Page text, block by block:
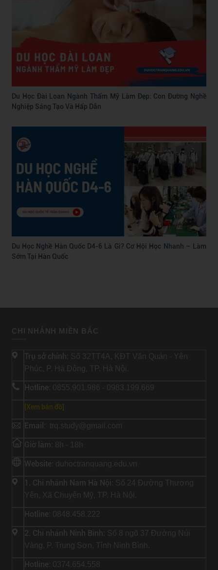
Du Học Đài Loan Ngành Thẩm Mỹ Làm Đẹp: Con Đường Nghề
Nghiệp Sáng Tạo Và Hấp Dẫn
Du Học Nghề Hàn Quốc D4-6 Là Gì? Cơ Hội Học Nhanh – Làm
Sớm Tại Hàn Quốc
CHI NHÁNH MIỀN BẮC
Trụ sở chính: Số 32TT4A, KĐT Văn Quán - Yên
Phúc, P. Hà Đông, TP. Hà Nội.
Hotline: 0855.901.986 - 0983.199.669
[Xem bản đồ]
Email: trq.study@gmail.com
Giờ làm: 8h - 18h
Website: duhoctranquang.edu.vn
1. Chi nhánh Nam Hà Nội: Số 24 Đường Thượng
Yên, Xã Chuyên Mỹ, TP. Hà Nội.
Hotline: 0848.458.222
2. Chi nhánh Ninh Bình: Số 8 ngõ 37 Đường Núi
Vàng, P. Trung Sơn, Tỉnh Ninh Bình.
Hotline: 0374.654.558